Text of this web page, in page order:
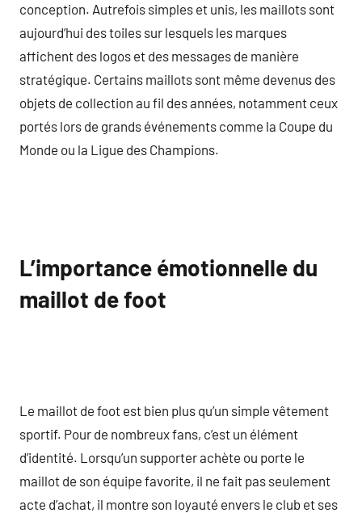
conception. Autrefois simples et unis, les maillots sont
aujourd’hui des toiles sur lesquels les marques
affichent des logos et des messages de manière
stratégique. Certains maillots sont même devenus des
objets de collection au fil des années, notamment ceux
portés lors de grands événements comme la Coupe du
Monde ou la Ligue des Champions.
L’importance émotionnelle du
maillot de foot
Le maillot de foot est bien plus qu’un simple vêtement
sportif. Pour de nombreux fans, c’est un élément
d’identité. Lorsqu’un supporter achète ou porte le
maillot de son équipe favorite, il ne fait pas seulement
acte d’achat, il montre son loyauté envers le club et ses